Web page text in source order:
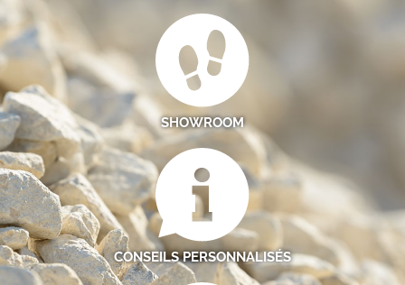
SHOWROOM
CONSEILS PERSONNALISÉS